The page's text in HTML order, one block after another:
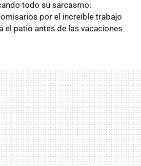
todo su sarcasmo:
por el increíble trabajo
el patio antes de las vacaciones